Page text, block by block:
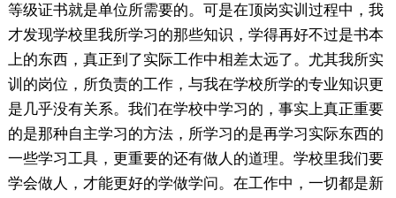
等级证书就是单位所需要的。可是在顶岗实训过程中，我
才发现学校里我所学习的那些知识，学得再好不过是书本
上的东西，真正到了实际工作中相差太远了。尤其我所实
训的岗位，所负责的工作，与我在学校所学的专业知识更
是几乎没有关系。我们在学校中学习的，事实上真正重要
的是那种自主学习的方法，所学习的是再学习实际东西的
一些学习工具，更重要的还有做人的道理。学校里我们要
学会做人，才能更好的学做学问。在工作中，一切都是新